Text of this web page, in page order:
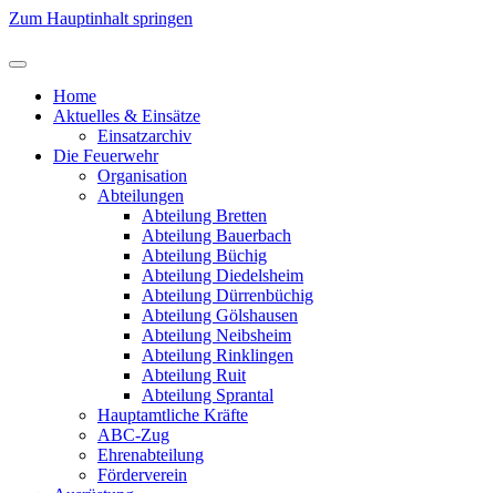
Zum Hauptinhalt springen
Home
Aktuelles & Einsätze
Einsatzarchiv
Die Feuerwehr
Organisation
Abteilungen
Abteilung Bretten
Abteilung Bauerbach
Abteilung Büchig
Abteilung Diedelsheim
Abteilung Dürrenbüchig
Abteilung Gölshausen
Abteilung Neibsheim
Abteilung Rinklingen
Abteilung Ruit
Abteilung Sprantal
Hauptamtliche Kräfte
ABC-Zug
Ehrenabteilung
Förderverein